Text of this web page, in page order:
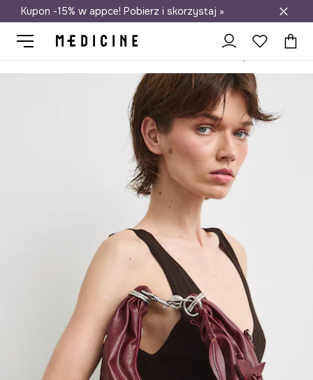
Darmowa dostawa do salonów
Kupon -15% w appce! Pobierz i skorzystaj »